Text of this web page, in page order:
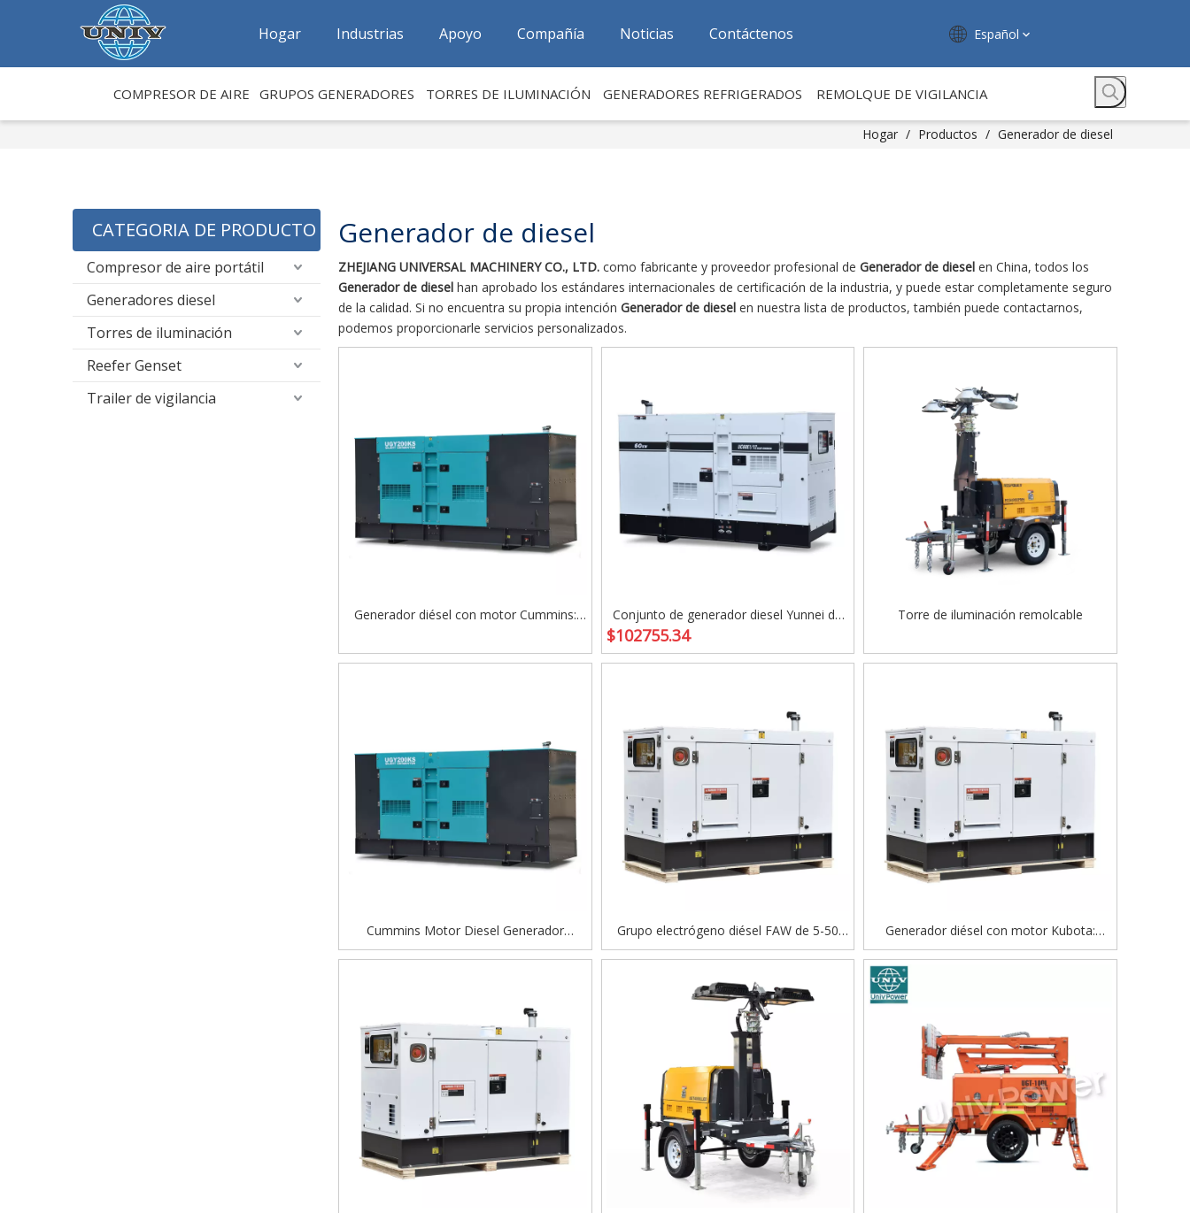
Hogar Industrias Apoyo Compañía Noticias Contáctenos Español
COMPRESOR DE AIRE GRUPOS GENERADORES TORRES DE ILUMINACIÓN GENERADORES REFRIGERADOS REMOLQUE DE VIGILANCIA
Hogar / Productos / Generador de diesel
CATEGORIA DE PRODUCTO
Compresor de aire portátil
Generadores diesel
Torres de iluminación
Reefer Genset
Trailer de vigilancia
Generador de diesel
ZHEJIANG UNIVERSAL MACHINERY CO., LTD. como fabricante y proveedor profesional de Generador de diesel en China, todos los
Generador de diesel han aprobado los estándares internacionales de certificación de la industria, y puede estar completamente seguro
de la calidad. Si no encuentra su propia intención Generador de diesel en nuestra lista de productos, también puede contactarnos,
podemos proporcionarle servicios personalizados.
Generador diésel con motor Cummins:
automático para respaldo confiable y uso
Conjunto de generador diesel Yunnei de
alto rendimiento 25-100KVA para uso
industrial
$102755.34
Torre de iluminación remolcable
Cummins Motor Diesel Generador
automático Generador de energía
Grupo electrógeno diésel FAW de 5-50
kVA: súper silencioso, bajo consumo de
doméstico y de oficina
Generador diésel con motor Kubota:
solución de energía súper silenciosa
trifásica y monofásica de CA de alta